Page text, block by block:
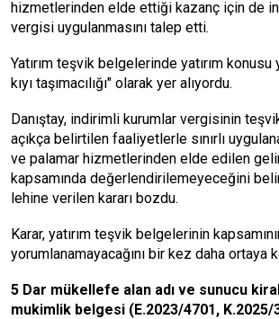
hizmetlerin­den elde ettiği kazanç için de
vergisi uygulanma­sını talep etti.
Yatırım teşvik belgelerinde yatı­rım
kıyı taşımacılığı" olarak yer alıyordu.
Danıştay, indirimli kurumlar ver­gisinin
açıkça be­lirtilen faaliyetlerle sınırlı
ve palamar hiz­metlerinden elde edilen
kapsamında değerlendirileme­yeceğini
lehine verilen kararı bozdu.
Karar, yatırım teşvik belgelerinin
yorumlana­mayacağını bir kez daha ortaya
5 Dar mükellefe alan adı ve su­nucu
mukimlik belgesi (E.2023/4701, K.2025/